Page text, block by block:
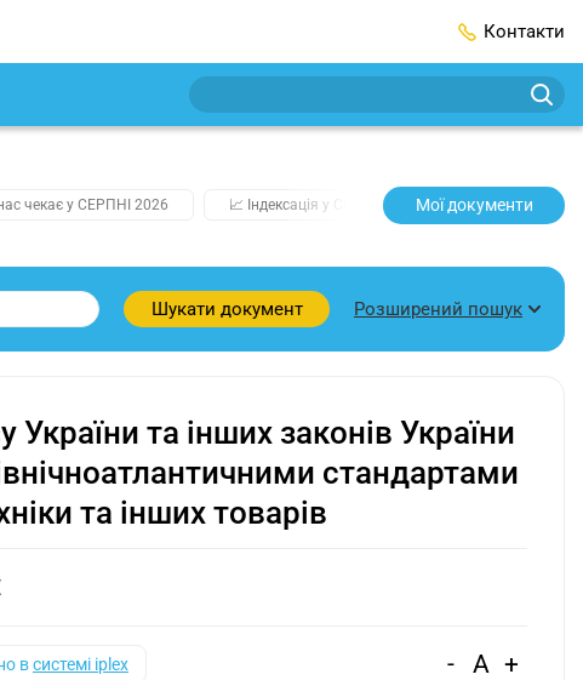
Контакти
чекає у СЕРПНІ 2026 📈 Індексація у СЕРПНІ 2️⃣0️⃣2️⃣7️⃣ Усі
Мої документи
Шукати документ Розширений пошук
та інших законів України
стандартами
та інших товарів
всистемі iplex - A +